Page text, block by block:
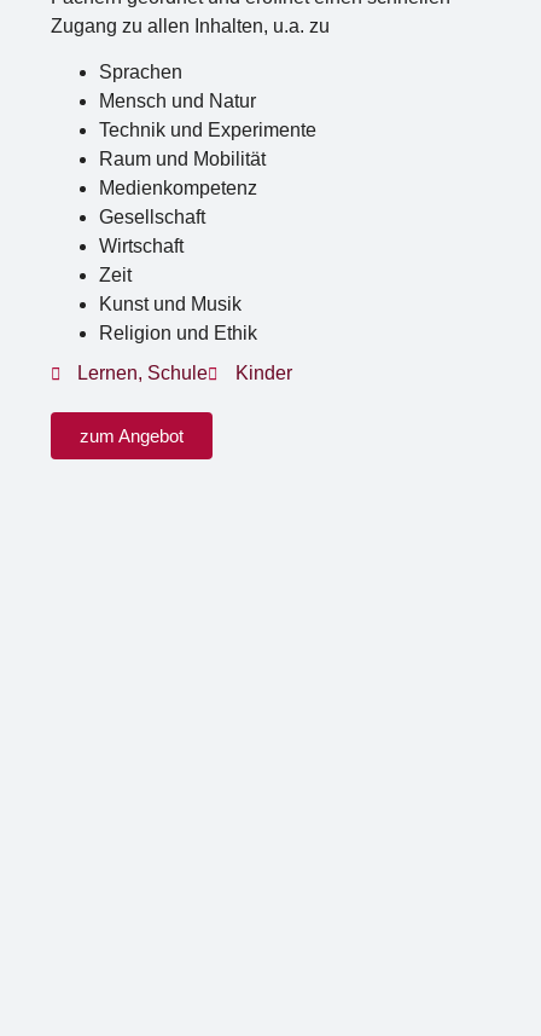
Zugang zu allen Inhalten, u.a. zu
Sprachen
Mensch und Natur
Technik und Experimente
Raum und Mobilität
Medienkompetenz
Gesellschaft
Wirtschaft
Zeit
Kunst und Musik
Religion und Ethik
Lernen, Schule Kinder
zum Angebot